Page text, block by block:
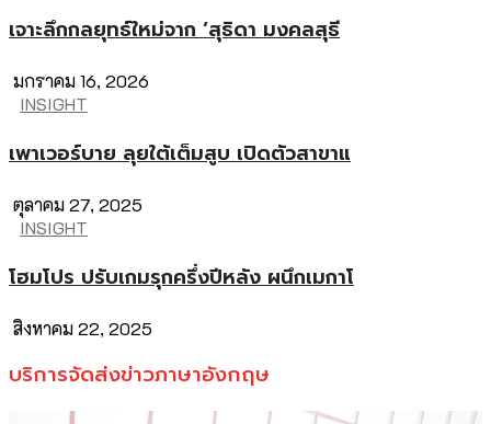
เจาะลึกกลยุทธ์ใหม่จาก ‘สุธิดา มงคลสุธี
มกราคม 16, 2026
INSIGHT
เพาเวอร์บาย ลุยใต้เต็มสูบ เปิดตัวสาขาแ
ตุลาคม 27, 2025
INSIGHT
โฮมโปร ปรับเกมรุกครึ่งปีหลัง ผนึกเมกาโ
สิงหาคม 22, 2025
บริการจัดส่งข่าวภาษาอังกฤษ